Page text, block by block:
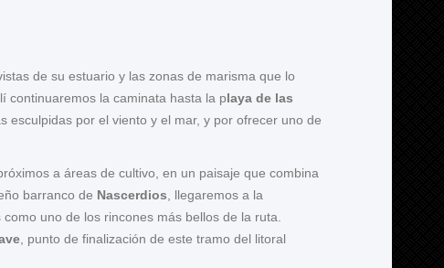
de su estuario y las zonas de marisma que lo
continuaremos la caminata hasta la playa de las
esculpidas por el viento y el mar, y por ofrecer uno de
a áreas de cultivo, en un paisaje que combina
barranco de Nascerdios , llegaremos a la
uno de los rincones más bellos de la ruta.
, punto de finalización de este tramo del litoral